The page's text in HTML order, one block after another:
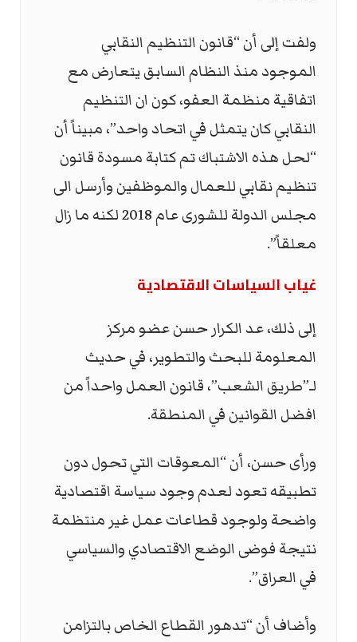
ولفت إلى أن “قانون التنظيم النقابي
الموجود منذ النظام السابق يتعارض مع
اتفاقية منظمة العفو، كون ان التنظيم
النقابي كان يتمثل في اتحاد واحد”، مبيناً أن
“لحل هذه الاشتباك تم كتابة مسودة قانون
تنظيم نقابي للعمال والموظفين وأرسل الى
مجلس الدولة للشورى عام 2018 لكنه ما زال
معلقاً”.
غياب السياسات الاقتصادية
إلى ذلك، عد الكرار حسن عضو مركز
المعلومة للبحث والتطوير، في حديث
لـ”طريق الشعب”، قانون العمل واحداً من
افضل القوانين في المنطقة.
ورأى حسن، أن “المعوقات التي تحول دون
تطبيقه تعود لعدم وجود سياسة اقتصادية
واضحة ولوجود قطاعات عمل غير منتظمة
نتيجة فوضى الوضع الاقتصادي والسياسي
في العراق”.
وأضاف أن “تدهور القطاع الخاص بالتزامن